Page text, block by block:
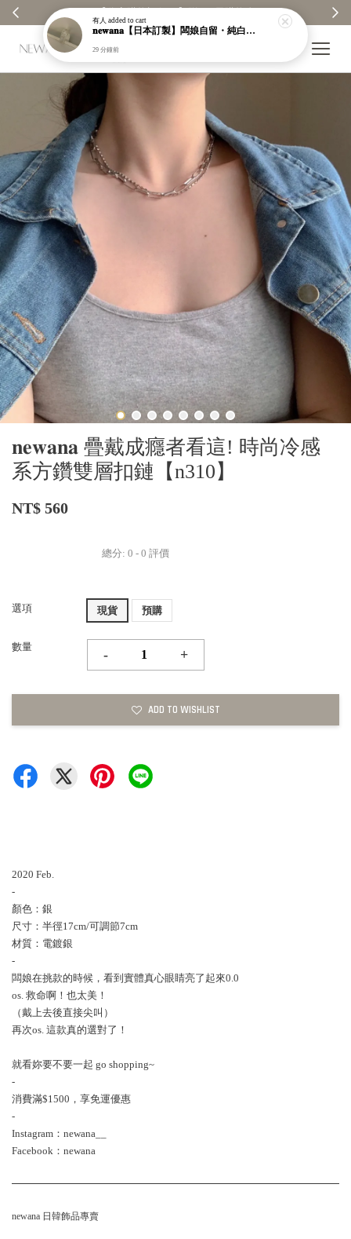
𝐧𝐞𝐰𝐚𝐧𝐚 疊戴成癮者看這! 時尚冷感
系方鑽雙層扣鏈【n310】
NT$ 560
總分: 0 - 0 評價
選項 現貨 預購
數量
- +
ADD TO WISHLIST
2020 Feb.
-
顏色：銀
尺寸：半徑17cm/可調節7cm
材質：電鍍銀
-
闆娘在挑款的時候，看到實體真心眼睛亮了起來0.0
os. 救命啊！也太美！
（戴上去後直接尖叫）
再次os. 這款真的選對了！
就看妳要不要一起 go shopping~
-
消費滿$1500，享免運優惠
-
Instagram：newana__
Facebook：newana
newana 日韓飾品專賣
有人 added to cart
𝐧𝐞𝐰𝐚𝐧𝐚【日本訂製】闆娘自留・純白銀昭和織紋手鐲｜925純銀｜現貨＋預購【n949】
29 分鐘前